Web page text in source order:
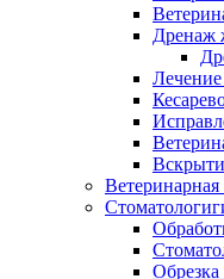
Дренаж
Ветеринарная